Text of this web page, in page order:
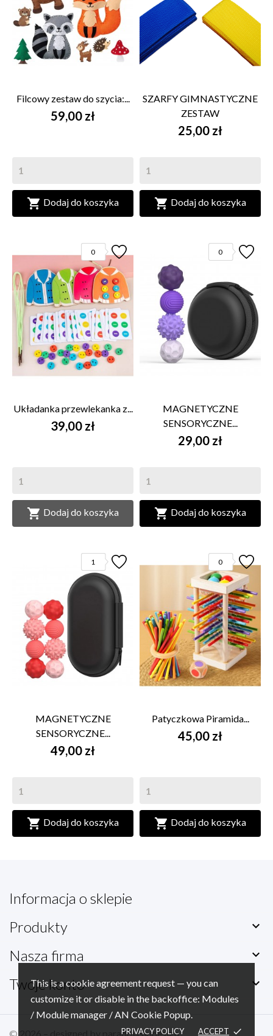
This is a cookie agreement request — you can
customize it or disable in the backoffice: Modules
/ Module manager / AN Cookie Popup.
PRIVACY POLICY ACCEPT done
Filcowy zestaw do szycia:...
59,00 zł
 Dodaj do koszyka
SZARFY GIMNASTYCZNE
ZESTAW
25,00 zł
 Dodaj do koszyka
0
Układanka przewlekanka z...
39,00 zł
 Dodaj do koszyka
0
MAGNETYCZNE
SENSORYCZNE...
29,00 zł
 Dodaj do koszyka
1
MAGNETYCZNE
SENSORYCZNE...
49,00 zł
 Dodaj do koszyka
0
Patyczkowa Piramida...
45,00 zł
 Dodaj do koszyka
Informacja o sklepie
Produkty

Nasza firma 
Twoje konto 
© 2026 – designed by paradowskidesign